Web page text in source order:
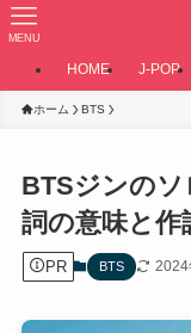
MENU
HOME J-POP
ホーム BTS
BTSジンのソ
詞の意味と作
PR BTS 2024